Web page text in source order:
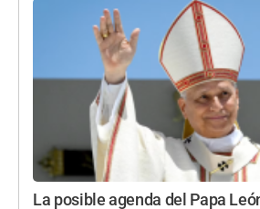
La posible agenda del Papa